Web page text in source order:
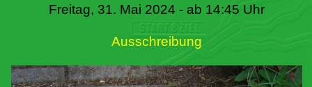
Termine
Freitag, 31. Mai 2024 - ab 14:45 Uhr
Ausschreibung